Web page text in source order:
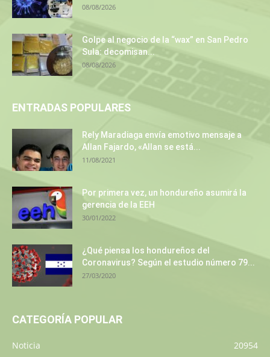
08/08/2026
Golpe al negocio de la “wax” en San Pedro
Sula: decomisan...
08/08/2026
ENTRADAS POPULARES
Rely Maradiaga envía emotivo mensaje a
Allan Fajardo, «Allan se está...
11/08/2021
Por primera vez, un hondureño asumirá la
gerencia de la EEH
30/01/2022
¿Qué piensa los hondureños del
Coronavirus? Según el estudio número 79...
27/03/2020
CATEGORÍA POPULAR
Noticia
20954